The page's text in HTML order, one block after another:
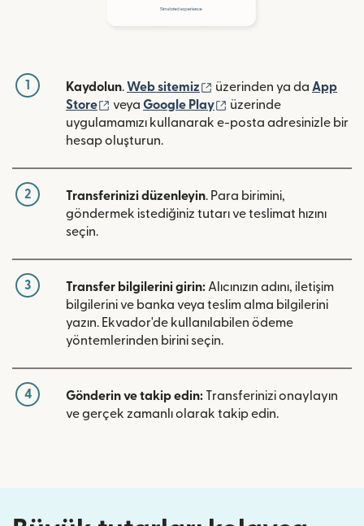
1 Kaydolun.Web sitemiz (yeni pencerede açılır)
üzerinden ya da App
Store
(yeni pencerede açılır)
veya Google Play (yeni pencerede açılır)
üzerinde
uygulamamızı kullanarak e-posta adresinizle bir
hesap oluşturun.
2 Transferinizi düzenleyin. Para birimini,
göndermek istediğiniz tutarı ve teslimat hızını
seçin.
3 Transfer bilgilerini girin:Alıcınızın adını, iletişim
bilgilerini ve banka veya teslim alma bilgilerini
yazın. Ekvador'de kullanılabilen ödeme
yöntemlerinden birini seçin.
4 Gönderin ve takip edin: Transferinizi onaylayın
ve gerçek zamanlı olarak takip edin.